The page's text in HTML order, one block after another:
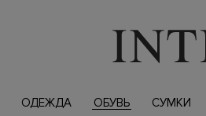
ОДЕЖДА ОБУВЬ СУМКИ